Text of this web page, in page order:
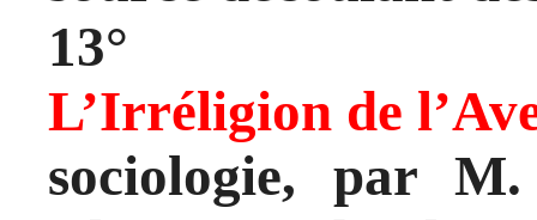
13°
L’Irréligion de
sociologie, par